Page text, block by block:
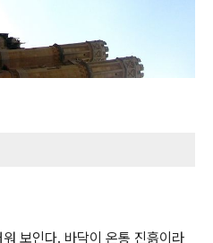
보인다. 바닥이 온통 진흙이라